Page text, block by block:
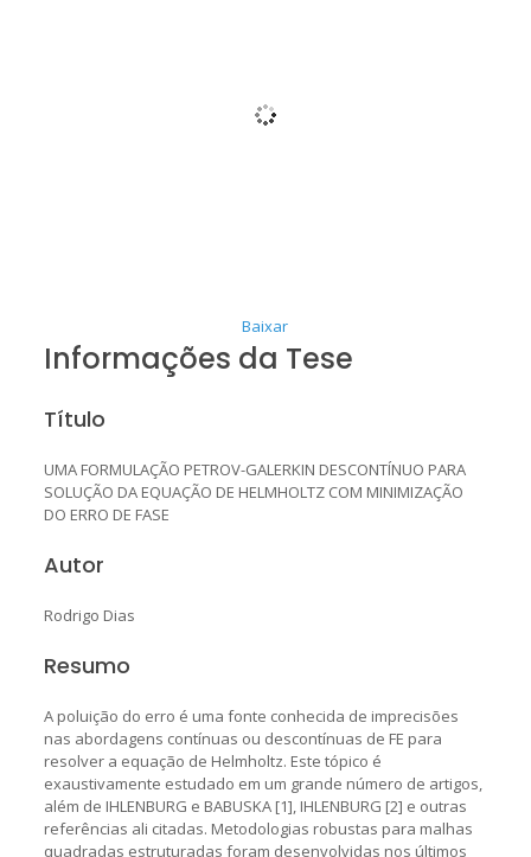
Baixar
Informações da Tese
Título
UMA FORMULAÇÃO PETROV-GALERKIN DESCONTÍNUO PARA
SOLUÇÃO DA EQUAÇÃO DE HELMHOLTZ COM MINIMIZAÇÃO
DO ERRO DE FASE
Autor
Rodrigo Dias
Resumo
A poluição do erro é uma fonte conhecida de imprecisões
nas abordagens contínuas ou descontínuas de FE para
resolver a equação de Helmholtz. Este tópico é
exaustivamente estudado em um grande número de artigos,
além de IHLENBURG e BABUSKA [1], IHLENBURG [2] e outras
referências ali citadas. Metodologias robustas para malhas
quadradas estruturadas foram desenvolvidas nos últimos